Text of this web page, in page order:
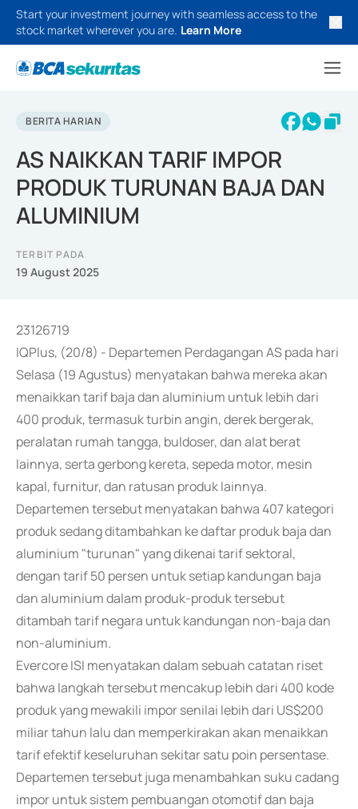
Start your investment journey with seamless access to the
stock market wherever you are. Learn More
BERITA HARIAN
AS NAIKKAN TARIF IMPOR
PRODUK TURUNAN BAJA DAN
ALUMINIUM
TERBIT PADA
19 August 2025
23126719
IQPlus, (20/8) - Departemen Perdagangan AS pada hari
Selasa (19 Agustus) menyatakan bahwa mereka akan
menaikkan tarif baja dan aluminium untuk lebih dari
400 produk, termasuk turbin angin, derek bergerak,
peralatan rumah tangga, buldoser, dan alat berat
lainnya, serta gerbong kereta, sepeda motor, mesin
kapal, furnitur, dan ratusan produk lainnya.
Departemen tersebut menyatakan bahwa 407 kategori
produk sedang ditambahkan ke daftar produk baja dan
aluminium "turunan" yang dikenai tarif sektoral,
dengan tarif 50 persen untuk setiap kandungan baja
dan aluminium dalam produk-produk tersebut
ditambah tarif negara untuk kandungan non-baja dan
non-aluminium.
Evercore ISI menyatakan dalam sebuah catatan riset
bahwa langkah tersebut mencakup lebih dari 400 kode
produk yang mewakili impor senilai lebih dari US$200
miliar tahun lalu dan memperkirakan akan menaikkan
tarif efektif keseluruhan sekitar satu poin persentase.
Departemen tersebut juga menambahkan suku cadang
impor untuk sistem pembuangan otomotif dan baja